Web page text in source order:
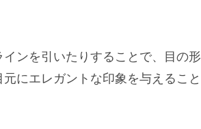
ンを引いたりすることで、目の形
にエレガントな印象を与えること